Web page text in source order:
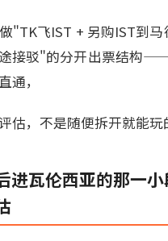
"TK飞IST + 另购IST到
接驳"的分开出票结构
通，
估，不是随便拆开就能玩
进瓦伦西亚的那一